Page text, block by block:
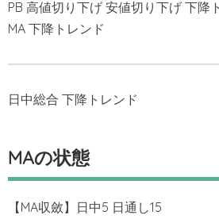
PB 高値切り下げ 安値切り下げ 下降
MA 下降トレンド
日中総合 下降トレンド
MAの状態
【MA収斂】日中5 日通し15